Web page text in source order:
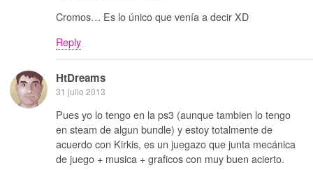
Cromos… Es lo único que venía a decir XD
Reply
HtDreams
31 julio 2013
Pues yo lo tengo en la ps3 (aunque tambien lo tengo
en steam de algun bundle) y estoy totalmente de
acuerdo con Kirkis, es un juegazo que junta mecánica
de juego + musica + graficos con muy buen acierto.